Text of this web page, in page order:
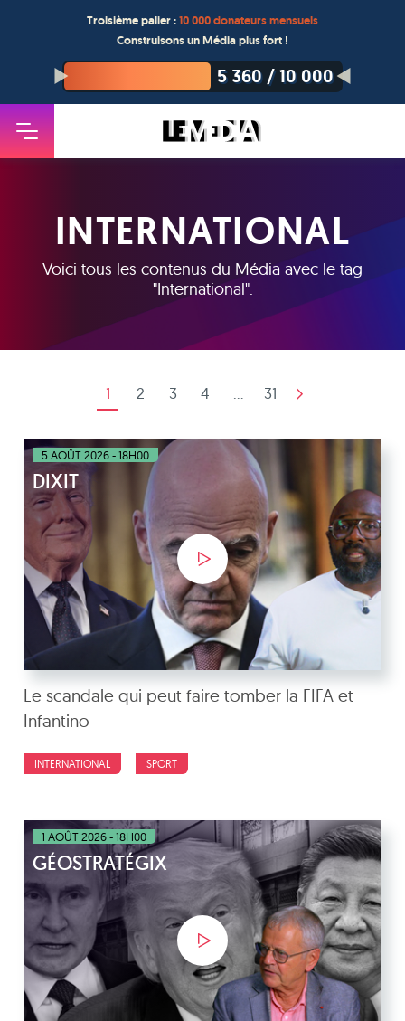
Troisième palier :10 000 donateurs mensuels
Construisons un Média plus fort !
5 360/10 000
INTERNATIONAL
Voici tous les contenus du Média avec le tag
"International".
1 2 3 4 31
5 AOÛT 2026 - 18H00
DIXIT
Le scandale qui peut faire tomber la FIFA et
Infantino
INTERNATIONAL SPORT
1 AOÛT 2026 - 18H00
GÉOSTRATÉGIX